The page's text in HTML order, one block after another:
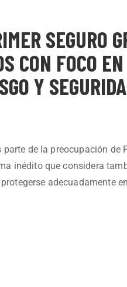
SEGURO
CON FOCO
Y
de la preocupación de
inédito que considera
adecuadamente